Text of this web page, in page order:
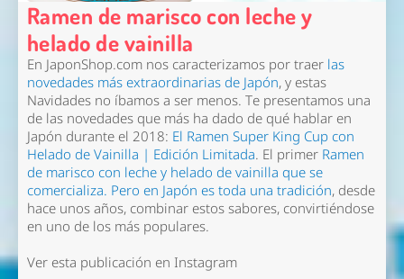
Ramen de marisco con leche y
helado de vainilla
En JaponShop.com nos caracterizamos por traerlas
novedades más extraordinarias de Japón, y estas
Navidades no íbamos a ser menos. Te presentamos una
de las novedades que más ha dado de qué hablar en
Japón durante el 2018: El Ramen Super King Cup con
Helado de Vainilla | Edición Limitada. El primer Ramen
de marisco con leche y helado de vainilla que se
comercializa. Pero en Japón es toda una tradición, desde
hace unos años, combinar estos sabores, convirtiéndose
en uno de los más populares.
Ver esta publicación en Instagram